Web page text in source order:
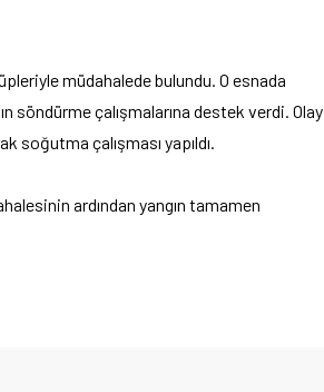
müdahalede bulundu. O esnada
söndürme çalışmalarına destek verdi. Olay
soğutma çalışması yapıldı.
ardından yangın tamamen